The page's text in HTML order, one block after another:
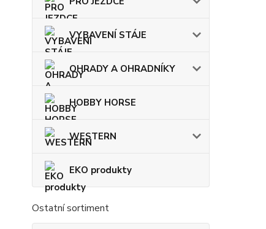
VYBAVENÍ STÁJE
OHRADY A OHRADNÍKY
HOBBY HORSE
WESTERN
EKO produkty
Ostatní sortiment